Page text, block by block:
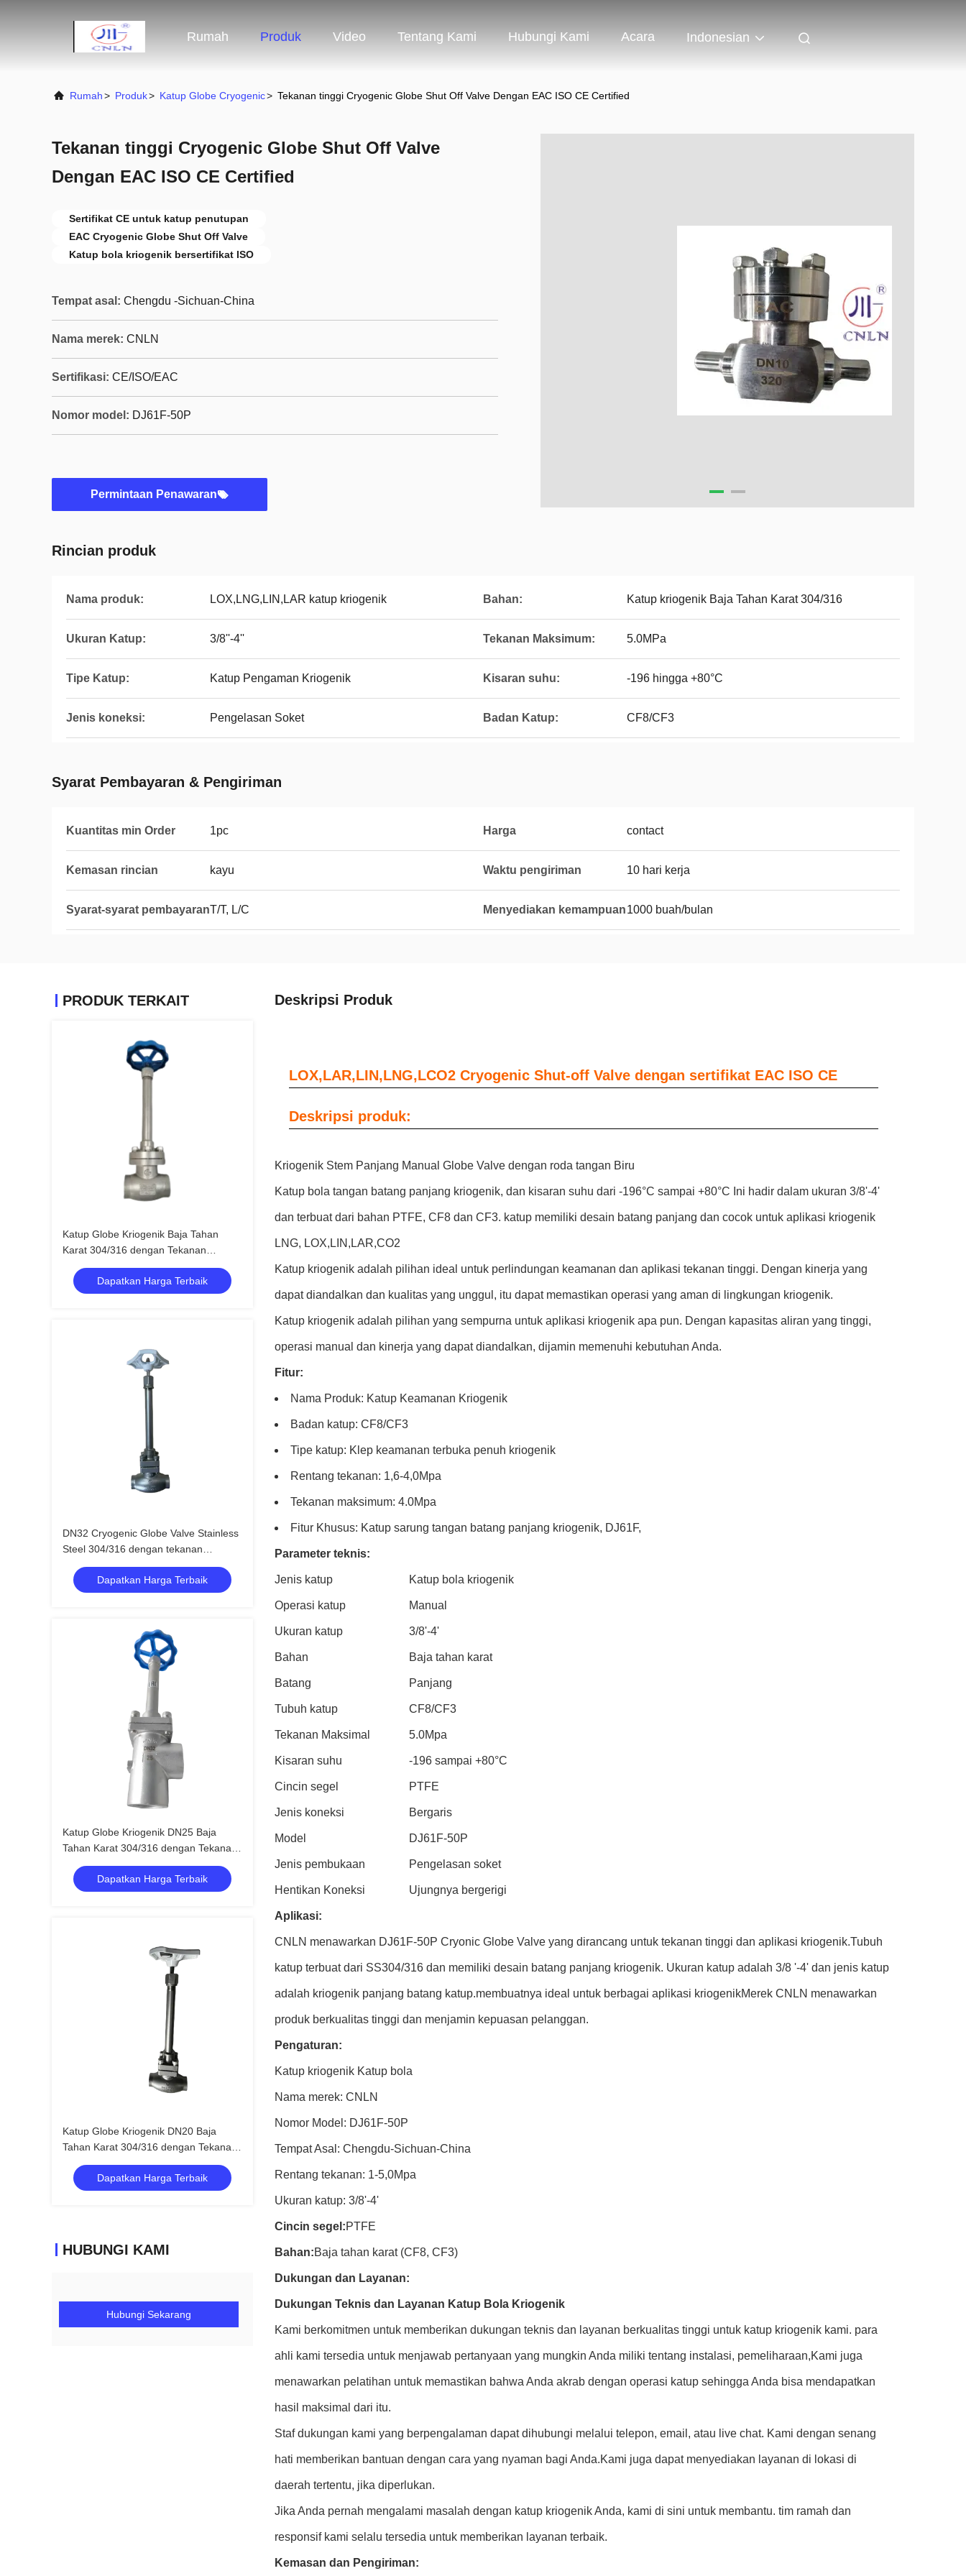
Rumah Produk Video Tentang Kami Hubungi Kami Acara Indonesian
Rumah> Produk> Katup Globe Cryogenic> Tekanan tinggi Cryogenic Globe Shut Off Valve Dengan EAC ISO CE Certified
Tekanan tinggi Cryogenic Globe Shut Off Valve
Dengan EAC ISO CE Certified
Sertifikat CE untuk katup penutupan
EAC Cryogenic Globe Shut Off Valve
Katup bola kriogenik bersertifikat ISO
Tempat asal: Chengdu -Sichuan-China
Nama merek: CNLN
Sertifikasi: CE/ISO/EAC
Nomor model: DJ61F-50P
Permintaan Penawaran
Rincian produk
Nama produk: LOX,LNG,LIN,LAR katup kriogenik Bahan: Katup kriogenik Baja Tahan Karat 304/316
Ukuran Katup: 3/8''-4'' Tekanan Maksimum: 5.0MPa
Tipe Katup: Katup Pengaman Kriogenik Kisaran suhu: -196 hingga +80°C
Jenis koneksi: Pengelasan Soket Badan Katup: CF8/CF3
Syarat Pembayaran & Pengiriman
Kuantitas min Order 1pc Harga contact
Kemasan rincian kayu Waktu pengiriman 10 hari kerja
Syarat-syarat pembayaranT/T, L/C Menyediakan kemampuan1000 buah/bulan
PRODUK TERKAIT
Katup Globe Kriogenik Baja Tahan
Karat 304/316 dengan Tekanan
Maksimum 5.0Mpa dan Rentang Suhu
-196°C hingga +80°C
Dapatkan Harga Terbaik
DN32 Cryogenic Globe Valve Stainless
Steel 304/316 dengan tekanan
maksimum 5,0Mpa dan kisaran suhu
-196°C sampai +80°C
Dapatkan Harga Terbaik
Katup Globe Kriogenik DN25 Baja
Tahan Karat 304/316 dengan Tekanan
Maksimum 5.0Mpa dan Rentang Suhu
-196°C hingga +80°C
Dapatkan Harga Terbaik
Katup Globe Kriogenik DN20 Baja
Tahan Karat 304/316 dengan Tekanan
Maksimum 5.0Mpa dan Rentang Suhu
-196°C hingga +80°C untuk Aplikasi
LNG LOX LIN LAR
Dapatkan Harga Terbaik
HUBUNGI KAMI
Hubungi Sekarang
Deskripsi Produk
LOX,LAR,LIN,LNG,LCO2 Cryogenic Shut-off Valve dengan sertifikat EAC ISO CE
Deskripsi produk:
Kriogenik Stem Panjang Manual Globe Valve dengan roda tangan Biru
Katup bola tangan batang panjang kriogenik, dan kisaran suhu dari -196°C sampai +80°C Ini hadir dalam ukuran 3/8'-4'
dan terbuat dari bahan PTFE, CF8 dan CF3. katup memiliki desain batang panjang dan cocok untuk aplikasi kriogenik
LNG, LOX,LIN,LAR,CO2
Katup kriogenik adalah pilihan ideal untuk perlindungan keamanan dan aplikasi tekanan tinggi. Dengan kinerja yang
dapat diandalkan dan kualitas yang unggul, itu dapat memastikan operasi yang aman di lingkungan kriogenik.
Katup kriogenik adalah pilihan yang sempurna untuk aplikasi kriogenik apa pun. Dengan kapasitas aliran yang tinggi,
operasi manual dan kinerja yang dapat diandalkan, dijamin memenuhi kebutuhan Anda.
Fitur:
Nama Produk: Katup Keamanan Kriogenik
Badan katup: CF8/CF3
Tipe katup: Klep keamanan terbuka penuh kriogenik
Rentang tekanan: 1,6-4,0Mpa
Tekanan maksimum: 4.0Mpa
Fitur Khusus: Katup sarung tangan batang panjang kriogenik, DJ61F,
Parameter teknis:
Jenis katup Katup bola kriogenik
Operasi katup Manual
Ukuran katup 3/8'-4'
Bahan Baja tahan karat
Batang Panjang
Tubuh katup CF8/CF3
Tekanan Maksimal 5.0Mpa
Kisaran suhu -196 sampai +80°C
Cincin segel PTFE
Jenis koneksi Bergaris
Model DJ61F-50P
Jenis pembukaan Pengelasan soket
Hentikan Koneksi Ujungnya bergerigi
Aplikasi:
CNLN menawarkan DJ61F-50P Cryonic Globe Valve yang dirancang untuk tekanan tinggi dan aplikasi kriogenik.Tubuh
katup terbuat dari SS304/316 dan memiliki desain batang panjang kriogenik. Ukuran katup adalah 3/8 '-4' dan jenis katup
adalah kriogenik panjang batang katup.membuatnya ideal untuk berbagai aplikasi kriogenikMerek CNLN menawarkan
produk berkualitas tinggi dan menjamin kepuasan pelanggan.
Pengaturan:
Katup kriogenik Katup bola
Nama merek: CNLN
Nomor Model: DJ61F-50P
Tempat Asal: Chengdu-Sichuan-China
Rentang tekanan: 1-5,0Mpa
Ukuran katup: 3/8'-4'
Cincin segel:PTFE
Bahan:Baja tahan karat (CF8, CF3)
Dukungan dan Layanan:
Dukungan Teknis dan Layanan Katup Bola Kriogenik
Kami berkomitmen untuk memberikan dukungan teknis dan layanan berkualitas tinggi untuk katup kriogenik kami. para
ahli kami tersedia untuk menjawab pertanyaan yang mungkin Anda miliki tentang instalasi, pemeliharaan,Kami juga
menawarkan pelatihan untuk memastikan bahwa Anda akrab dengan operasi katup sehingga Anda bisa mendapatkan
hasil maksimal dari itu.
Staf dukungan kami yang berpengalaman dapat dihubungi melalui telepon, email, atau live chat. Kami dengan senang
hati memberikan bantuan dengan cara yang nyaman bagi Anda.Kami juga dapat menyediakan layanan di lokasi di
daerah tertentu, jika diperlukan.
Jika Anda pernah mengalami masalah dengan katup kriogenik Anda, kami di sini untuk membantu. tim ramah dan
responsif kami selalu tersedia untuk memberikan layanan terbaik.
Kemasan dan Pengiriman: